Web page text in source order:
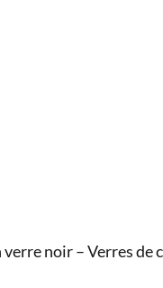
noir – Verres de